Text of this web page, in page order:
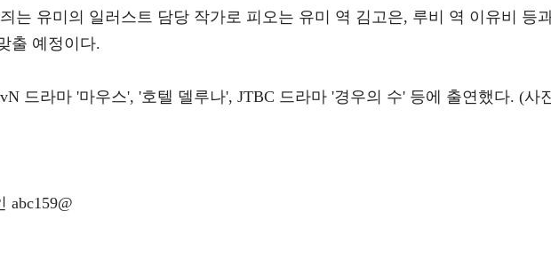
는 유미의 일러스트 담당 작가로 피오는 유미 역 김고은, 루비 역 이유비 등
출 예정이다.
드라마 '마우스', '호텔 델루나', JTBC 드라마 '경우의 수' 등에 출연했다. (사
abc159@